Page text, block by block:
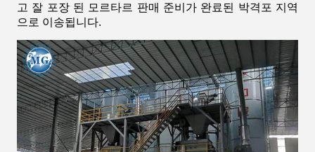
고 잘 포장 된 모르타르 판매 준비가 완료된 박격포 지역
으로 이송됩니다.